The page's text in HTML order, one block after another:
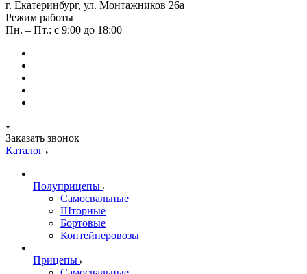
г. Екатеринбург, ул. Монтажников 26а
Режим работы
Пн. – Пт.: с 9:00 до 18:00
Заказать звонок
Каталог
Полуприцепы
Самосвальные
Шторные
Бортовые
Контейнеровозы
Прицепы